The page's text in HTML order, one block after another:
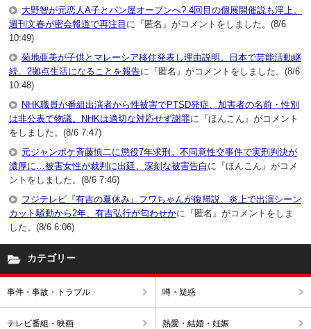
大野智が元恋人A子とパン屋オープンへ? 4回目の個展開催説も浮上。
週刊文春が密会報道で再注目 に『匿名』がコメントをしました。(8/6
10:49)
菊地亜美が子供とマレーシア移住発表し理由説明。日本で芸能活動継
続、2拠点生活になることを報告に『匿名』がコメントをしました。(8/6
10:48)
NHK職員が番組出演者から性被害でPTSD発症、加害者の名前・性別
は非公表で物議。NHKは適切な対応せず謝罪に『ほんこん』がコメント
をしました。(8/6 7:47)
元ジャンポケ斉藤慎二に懲役7年求刑。不同意性交事件で実刑判決が
濃厚に…被害女性が裁判に出廷、深刻な被害告白 に『ほんこん』がコメ
ントをしました。(8/6 7:46)
フジテレビ『有吉の夏休み』フワちゃんが復帰説。炎上で出演シーン
カット騒動から2年、有吉弘行が匂わせかに『匿名』がコメントをしま
した。(8/6 6:06)
カテゴリー
事件・事故・トラブル 噂・疑惑
テレビ番組・映画 熱愛・結婚・妊娠